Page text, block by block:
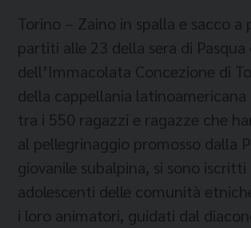
Torino – Zaino in spalla e sacco a
partiti alle 23 della sera di Pasqua
dell’Immacolata Concezione di
della cappellania latinoamericana
tra i 550 ragazzi e ragazze che
al pellegrinaggio promosso dalla
giovanile subalpina, si sono
adolescenti delle comunità
i loro animatori, guidati dal